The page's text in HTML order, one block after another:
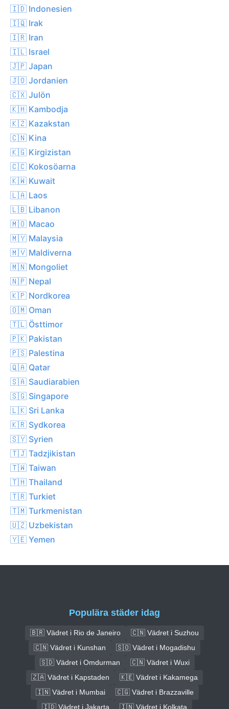
🇮🇩 Indonesien
🇮🇶 Irak
🇮🇷 Iran
🇮🇱 Israel
🇯🇵 Japan
🇯🇴 Jordanien
🇨🇽 Julön
🇰🇭 Kambodja
🇰🇿 Kazakstan
🇨🇳 Kina
🇰🇬 Kirgizistan
🇨🇨 Kokosöarna
🇰🇼 Kuwait
🇱🇦 Laos
🇱🇧 Libanon
🇲🇴 Macao
🇲🇾 Malaysia
🇲🇻 Maldiverna
🇲🇳 Mongoliet
🇳🇵 Nepal
🇰🇵 Nordkorea
🇴🇲 Oman
🇹🇱 Östtimor
🇵🇰 Pakistan
🇵🇸 Palestina
🇶🇦 Qatar
🇸🇦 Saudiarabien
🇸🇬 Singapore
🇱🇰 Sri Lanka
🇰🇷 Sydkorea
🇸🇾 Syrien
🇹🇯 Tadzjikistan
🇹🇼 Taiwan
🇹🇭 Thailand
🇹🇷 Turkiet
🇹🇲 Turkmenistan
🇺🇿 Uzbekistan
🇾🇪 Yemen
Populära städer idag
🇧🇷 Vädret i Rio de Janeiro
🇨🇳 Vädret i Suzhou
🇨🇳 Vädret i Kunshan
🇸🇴 Vädret i Mogadishu
🇸🇩 Vädret i Omdurman
🇨🇳 Vädret i Wuxi
🇿🇦 Vädret i Kapstaden
🇰🇪 Vädret i Kakamega
🇮🇳 Vädret i Mumbai
🇨🇬 Vädret i Brazzaville
🇮🇩 Vädret i Jakarta
🇮🇳 Vädret i Kolkata